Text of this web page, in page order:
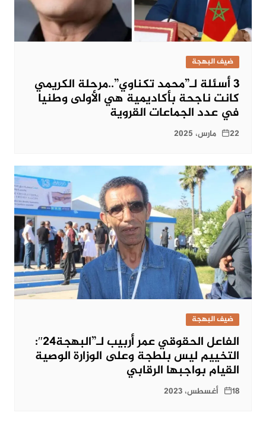
ضيف البهجة
3 أسئلة لـ”محمد تكناوي”..مرحلة الكريمي
كانت ناجحة بأكاديمية هي الأولى وطنيا
في عدد الجماعات القروية
22 مارس، 2025
ضيف البهجة
الفاعل الحقوقي عمر أربيب لـ”البهجة24″:
التخييم ليس بلطجة وعلى الوزارة الوصية
القيام بواجبها الرقابي
18 أغسطس، 2023